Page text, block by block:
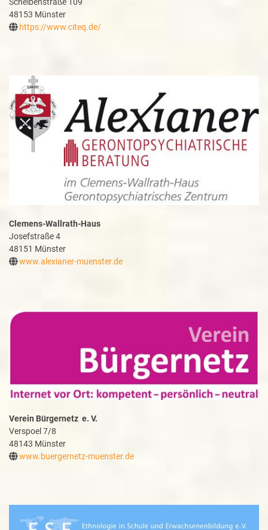
48153 Münster
https://www.citeq.de/
Clemens-​Wallrath-Haus
Josefstraße 4
48151 Münster
www.alexianer-​muenster.de
Verein Bürgernetz e. V.
Verspoel 7/8
48143 Münster
www.buergernetz-muenster.de